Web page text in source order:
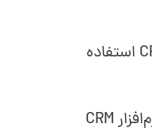
از شرکت‌هایی که بیش از 11 کارمند دارند، از نرم‌افزار CRM استفاده
از سازمان‌هایی که از نرم‌افزار CRM